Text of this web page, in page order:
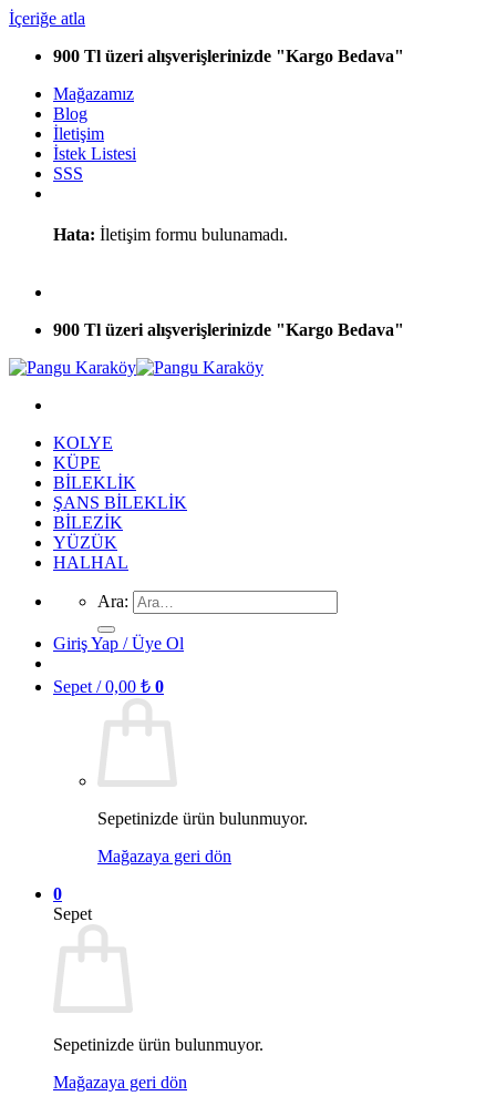
İçeriğe atla
900 Tl üzeri alışverişlerinizde "Kargo Bedava"
Mağazamız
Blog
İletişim
İstek Listesi
SSS
Hata: İletişim formu bulunamadı.
900 Tl üzeri alışverişlerinizde "Kargo Bedava"
KOLYE
KÜPE
BİLEKLİK
ŞANS BİLEKLİK
BİLEZİK
YÜZÜK
HALHAL
Ara:
Giriş Yap / Üye Ol
Sepet /0,00 ₺ 0
Sepetinizde ürün bulunmuyor.
Mağazaya geri dön
0
Sepet
Sepetinizde ürün bulunmuyor.
Mağazaya geri dön